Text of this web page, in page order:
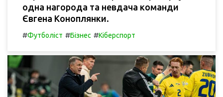
одна нагорода та невдача команди
Євгена Коноплянки.
#Футболіст #Бізнес #Кіберспорт